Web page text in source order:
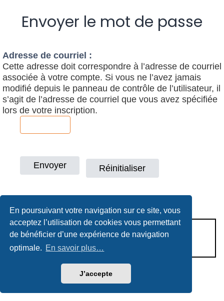
En poursuivant votre navigation sur ce site, vous
acceptez l’utilisation de cookies vous permettant
de bénéficier d’une expérience de navigation
optimale. En savoir plus…
J’accepte
Envoyer le mot de passe
Adresse de courriel :
Cette adresse doit correspondre à l’adresse de courriel
associée à votre compte. Si vous ne l’avez jamais
modifié depuis le panneau de contrôle de l’utilisateur, il
s’agit de l’adresse de courriel que vous avez spécifiée
lors de votre inscription.
CONDITIONS D’UTILISATION
POLITIQUE DE VIE PRIVÉE
Héritage & Succession